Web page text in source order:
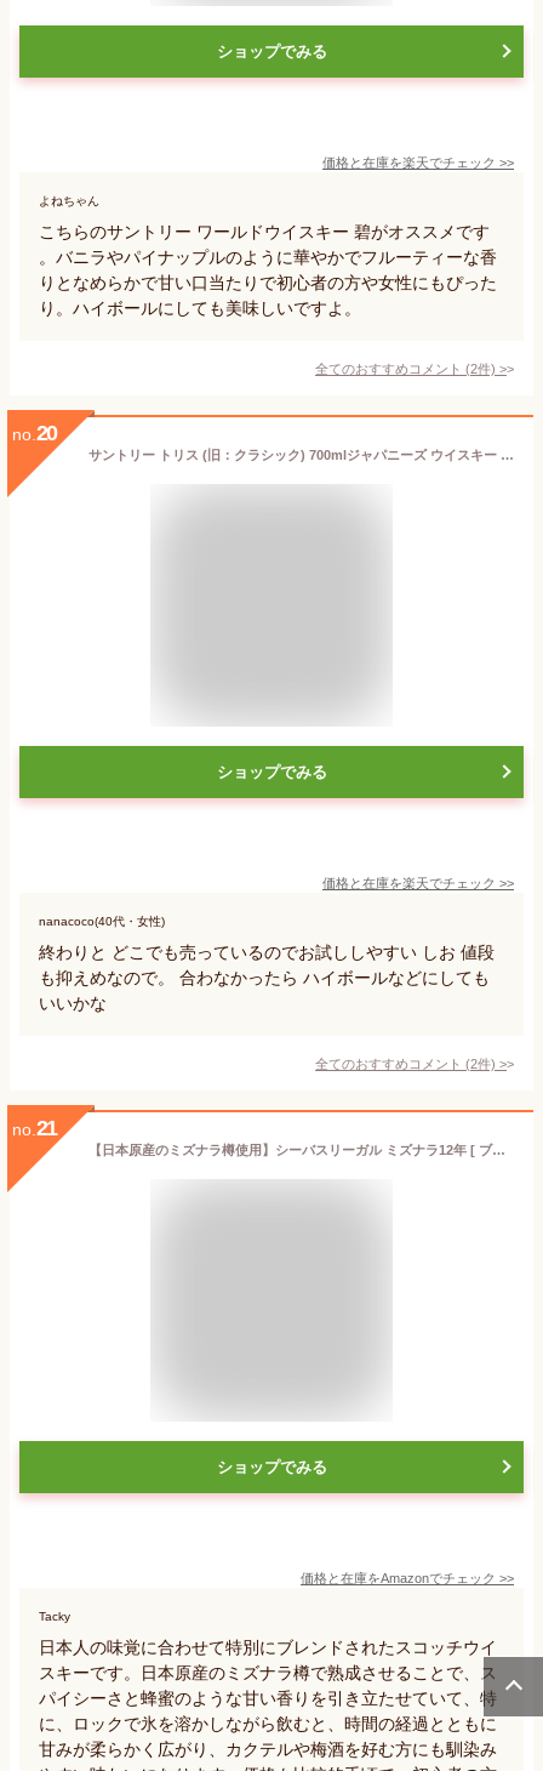
ショップでみる
価格と在庫を楽天でチェック >>
よねちゃん
こちらのサントリー ワールドウイスキー 碧がオススメです
。バニラやパイナップルのように華やかでフルーティーな香
りとなめらかで甘い口当たりで初心者の方や女性にもぴった
り。ハイボールにしても美味しいですよ。
全てのおすすめコメント (2件) >
no. 20
サントリー トリス (旧：クラシック) 700mlジャパニーズ ウイスキー suntory torys classic japanese whisky [長S]
ショップでみる
価格と在庫を楽天でチェック >>
nanacoco(40代・女性)
終わりと どこでも売っているのでお試ししやすい しお 値段
も抑えめなので。 合わなかったら ハイボールなどにしても
いいかな
全てのおすすめコメント (2件) >
no. 21
【日本原産のミズナラ樽使用】シーバスリーガル ミズナラ12年 [ ブレンデッドスコッチウイスキー イギリス 700ml ] [ギフトボックス入り]
ショップでみる
価格と在庫をAmazonでチェック >>
Tacky
日本人の味覚に合わせて特別にブレンドされたスコッチウイ
スキーです。日本原産のミズナラ樽で熟成させることで、ス
パイシーさと蜂蜜のような甘い香りを引き立たせていて、特
に、ロックで氷を溶かしながら飲むと、時間の経過とともに
甘みが柔らかく広がり、カクテルや梅酒を好む方にも馴染み